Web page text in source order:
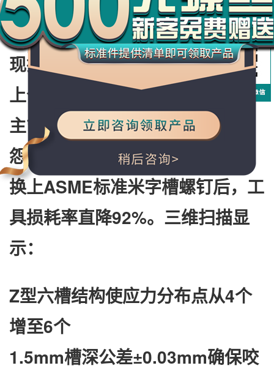
​医疗器械装配线上，为什么总出
现批头打滑？​
上个月在杭州某内窥镜厂，产线
主管老周指着满地报废的批头抱
怨："这月已经换了47套工具"。
换上​​ASME标准米字槽螺钉​​后，工
具损耗率直降92%。三维扫描显
示：
​Z型六槽结构​​使应力分布点从4个
增至6个
​1.5mm槽深公差​​±0.03mm确保咬